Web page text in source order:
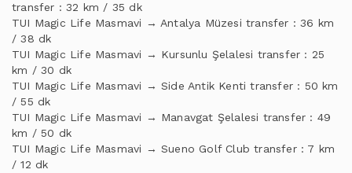
transfer : 32 km / 35 dk
TUI Magic Life Masmavi → Antalya Müzesi transfer : 36 km
/ 38 dk
TUI Magic Life Masmavi → Kursunlu Şelalesi transfer : 25
km / 30 dk
TUI Magic Life Masmavi → Side Antik Kenti transfer : 50 km
/ 55 dk
TUI Magic Life Masmavi → Manavgat Şelalesi transfer : 49
km / 50 dk
TUI Magic Life Masmavi → Sueno Golf Club transfer : 7 km
/ 12 dk